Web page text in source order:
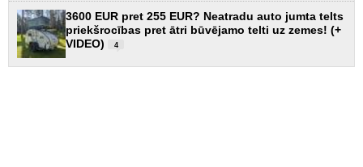
3600 EUR pret 255 EUR? Neatradu auto jumta telts
priekšrocības pret ātri būvējamo telti uz zemes! (+
VIDEO)
4